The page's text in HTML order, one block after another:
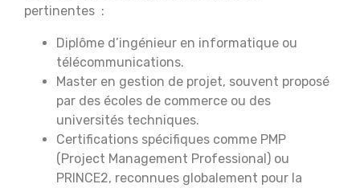
pertinentes :
Diplôme d’ingénieur en informatique ou
télécommunications.
Master en gestion de projet, souvent proposé
par des écoles de commerce ou des
universités techniques.
Certifications spécifiques comme PMP
(Project Management Professional) ou
PRINCE2, reconnues globalement pour la